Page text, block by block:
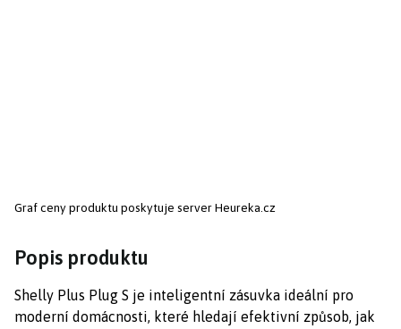
Graf ceny produktu poskytuje server Heureka.cz
Popis produktu
Shelly Plus Plug S je inteligentní zásuvka ideální pro
moderní domácnosti, které hledají efektivní způsob, jak